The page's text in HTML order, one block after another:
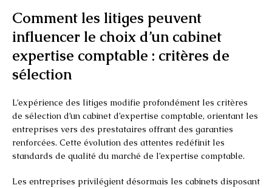
Comment les litiges peuvent
influencer le choix d’un cabinet
expertise comptable : critères de
sélection
L’expérience des litiges modifie profondément les critères
de sélection d’un cabinet d’expertise comptable, orientant les
entreprises vers des prestataires offrant des garanties
renforcées. Cette évolution des attentes redéfinit les
standards de qualité du marché de l’expertise comptable.
Les entreprises privilégient désormais les cabinets disposant